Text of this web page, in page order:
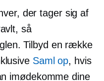
der tager sig af
så
Tilbyd en række
Saml op, hvis
imødekomme dine